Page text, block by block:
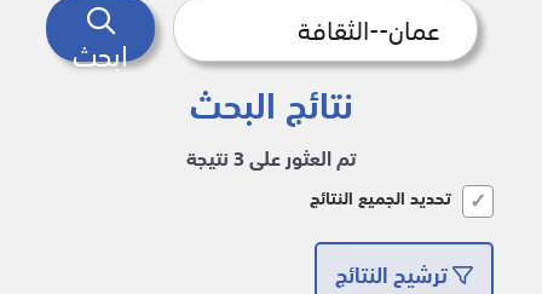
ابحث
نتائج البحث
تم العثور على 3 نتيجة
تحديد الجميع النتائج
ترشيح النتائج